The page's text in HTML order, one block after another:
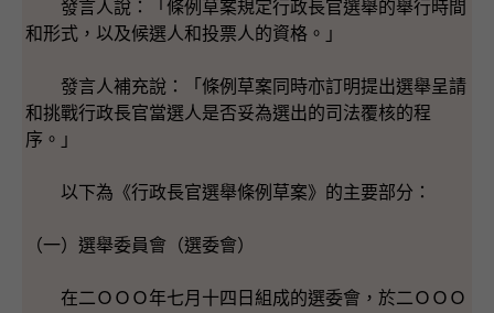
發言人說：「條例草案規定行政長官選舉的舉行時間
和形式，以及候選人和投票人的資格。」
發言人補充說：「條例草案同時亦訂明提出選舉呈請
和挑戰行政長官當選人是否妥為選出的司法覆核的程
序。」
以下為《行政長官選舉條例草案》的主要部分：
（一）選舉委員會（選委會）
在二ＯＯＯ年七月十四日組成的選委會，於二ＯＯＯ